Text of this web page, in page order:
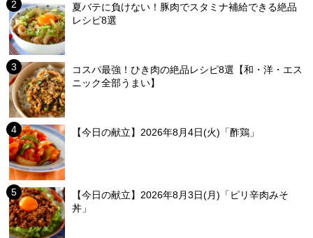
夏バテに負けない！豚肉でスタミナ補給できる絶品
レシピ8選
コスパ最強！ひき肉の絶品レシピ8選【和・洋・エス
ニック全部うまい】
【今日の献立】2026年8月4日(火)「酢鶏」
【今日の献立】2026年8月3日(月)「ピリ辛肉みそ
丼」